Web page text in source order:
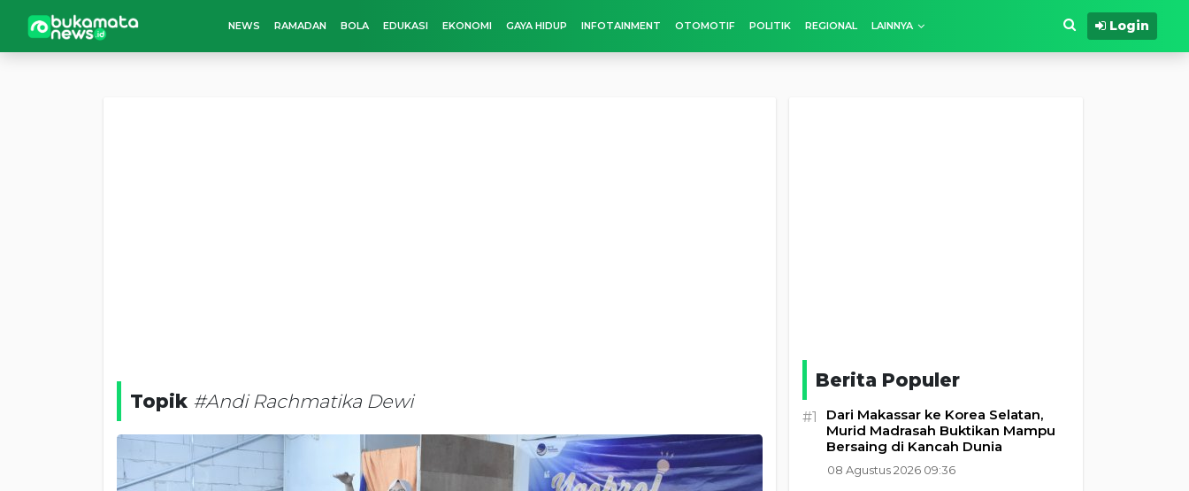
NEWS RAMADAN BOLA EDUKASI EKONOMI GAYA HIDUP INFOTAINMENT OTOMOTIF POLITIK REGIONAL LAINNYA Login
Topik #Andi Rachmatika Dewi
Berita Populer
#1
Dari Makassar ke Korea Selatan,
Murid Madrasah Buktikan Mampu
Bersaing di Kancah Dunia
08 Agustus 2026 09:36